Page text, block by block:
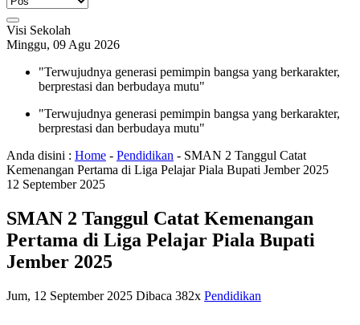
Visi Sekolah
Minggu, 09 Agu 2026
"Terwujudnya generasi pemimpin bangsa yang berkarakter,
berprestasi dan berbudaya mutu"
"Terwujudnya generasi pemimpin bangsa yang berkarakter,
berprestasi dan berbudaya mutu"
Anda disini : Home - Pendidikan - SMAN 2 Tanggul Catat
Kemenangan Pertama di Liga Pelajar Piala Bupati Jember 2025
12 September 2025
SMAN 2 Tanggul Catat Kemenangan
Pertama di Liga Pelajar Piala Bupati
Jember 2025
Jum, 12 September 2025 Dibaca 382x Pendidikan